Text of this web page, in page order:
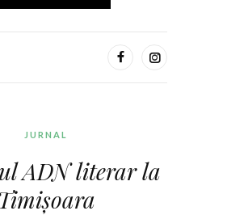
JURNAL
ADN literar la